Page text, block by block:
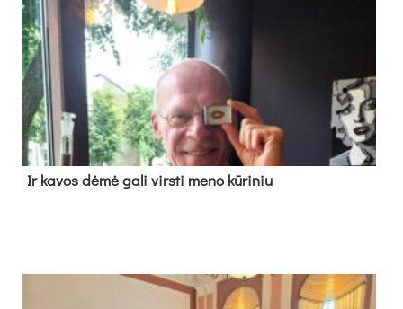
Ir ka­vos dė­mė ga­li virs­ti me­no kū­ri­niu